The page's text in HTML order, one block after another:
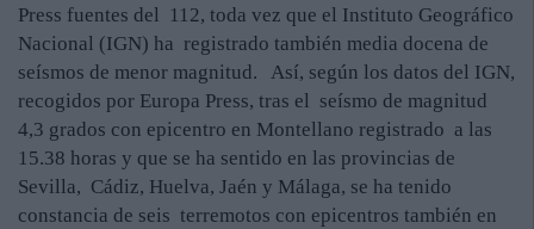
Press fuentes del 112, toda vez que el Instituto Geográfico
Nacional (IGN) ha registrado también media docena de
seísmos de menor magnitud. Así, según los datos del IGN,
recogidos por Europa Press, tras el seísmo de magnitud
4,3 grados con epicentro en Montellano registrado a las
15.38 horas y que se ha sentido en las provincias de
Sevilla, Cádiz, Huelva, Jaén y Málaga, se ha tenido
constancia de seis terremotos con epicentros también en